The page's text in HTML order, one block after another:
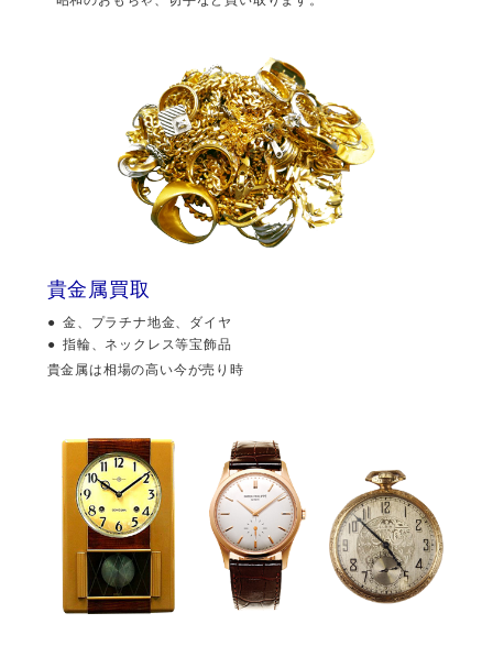
貴金属買取
金、プラチナ地金、ダイヤ
指輪、ネックレス等宝飾品
貴金属は相場の高い今が売り時